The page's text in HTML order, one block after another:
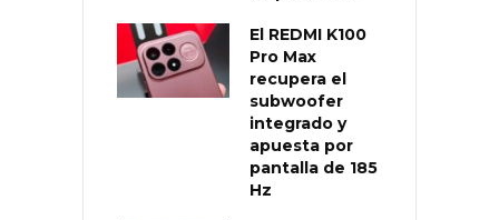
El REDMI K100
Pro Max
recupera el
subwoofer
integrado y
apuesta por
pantalla de 185
Hz